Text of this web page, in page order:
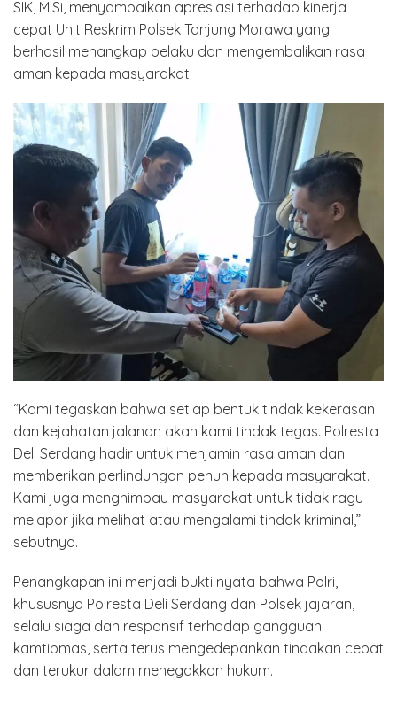
SIK, M.Si, menyampaikan apresiasi terhadap kinerja
cepat Unit Reskrim Polsek Tanjung Morawa yang
berhasil menangkap pelaku dan mengembalikan rasa
aman kepada masyarakat.
“Kami tegaskan bahwa setiap bentuk tindak kekerasan
dan kejahatan jalanan akan kami tindak tegas. Polresta
Deli Serdang hadir untuk menjamin rasa aman dan
memberikan perlindungan penuh kepada masyarakat.
Kami juga menghimbau masyarakat untuk tidak ragu
melapor jika melihat atau mengalami tindak kriminal,”
sebutnya.
Penangkapan ini menjadi bukti nyata bahwa Polri,
khususnya Polresta Deli Serdang dan Polsek jajaran,
selalu siaga dan responsif terhadap gangguan
kamtibmas, serta terus mengedepankan tindakan cepat
dan terukur dalam menegakkan hukum.